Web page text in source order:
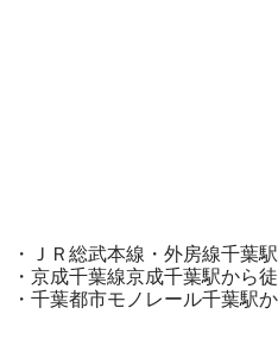
・ＪＲ総武本線・外房線千葉
・京成千葉線京成千葉駅から
・千葉都市モノレール千葉駅